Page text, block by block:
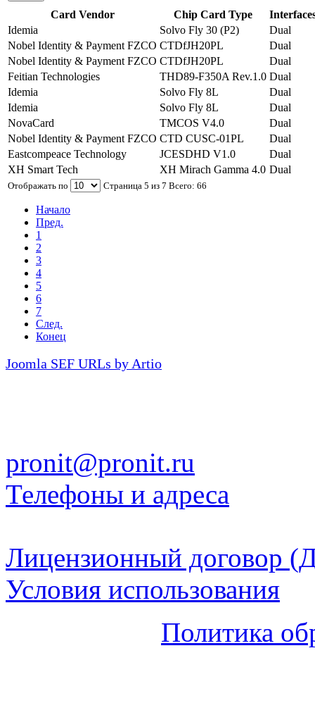
Card Vendor Chip Card Type
Отображать по Страница 5 из 7 Всего: 66
Начало
Пред.
1
2
3
4
5
6
7
След.
Конец
Idemia Solvo Fly 30 (P2)
Dual
Nobel Identity & Payment FZCO CTDfJH20PL
Dual
Nobel Identity & Payment FZCO CTDfJH20PL
Dual
Feitian Technologies
THD89-F350A Rev.1.0 Dual
Idemia
Solvo Fly 8L
Dual
Idemia
Solvo Fly 8L
Dual
NovaCard
TMCOS V4.0
Dual
Nobel Identity & Payment FZCO CTD CUSC-01PL
Dual
Eastcompeace Technology
JCESDHD V1.0
Dual
XH Smart Tech
XH Mirach Gamma 4.0 Dual
Joomla SEF URLs by Artio
pronit@pronit.ru
Телефоны и адреса
Лицензионный договор
Условия использования
Политика